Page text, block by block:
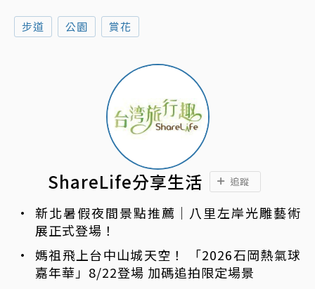
步道 公園 賞花
ShareLife分享生活 追蹤
新北暑假夜間景點推薦｜八里左岸光雕藝術
展正式登場！
媽祖飛上台中山城天空！ 「2026石岡熱氣球
嘉年華」8/22登場 加碼追拍限定場景